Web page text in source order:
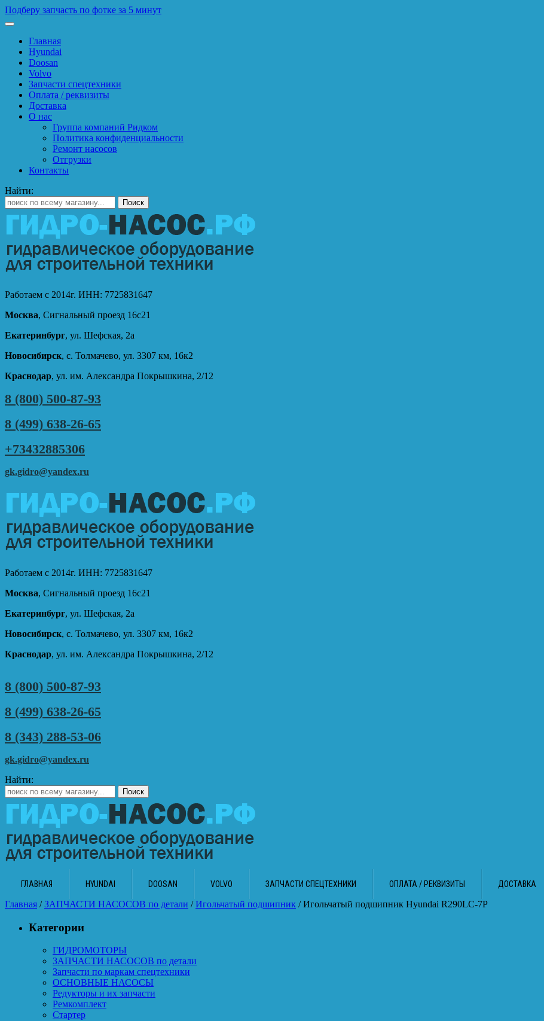
Подберу запчасть по фотке за 5 минут
Главная
Hyundai
Doosan
Volvo
Запчасти спецтехники
Оплата / реквизиты
Доставка
О нас
Группа компаний Ридком
Политика конфиденциальности
Ремонт насосов
Отгрузки
Контакты
Найти:
Работаем с 2014г. ИНН: 7725831647
Москва, Сигнальный проезд 16с21
Екатеринбург, ул. Шефская, 2а
Новосибирск, с. Толмачево, ул. 3307 км, 16к2
Краснодар, ул. им. Александра Покрышкина, 2/12
8 (800) 500-87-93
8 (499) 638-26-65
+73432885306
gk.gidro@yandex.ru
Работаем с 2014г. ИНН: 7725831647
Москва, Сигнальный проезд 16с21
Екатеринбург, ул. Шефская, 2а
Новосибирск, с. Толмачево, ул. 3307 км, 16к2
Краснодар, ул. им. Александра Покрышкина, 2/12
8 (800) 500-87-93
8 (499) 638-26-65
8 (343) 288-53-06
gk.gidro@yandex.ru
Найти:
ГЛАВНАЯ HYUNDAI DOOSAN VOLVO ЗАПЧАСТИ СПЕЦТЕХНИКИ ОПЛАТА / РЕКВИЗИТЫ ДОСТАВКА
Главная /ЗАПЧАСТИ НАСОСОВ по детали /Игольчатый подшипник / Игольчатый подшипник Hyundai R290LC-7P
Категории
ГИДРОМОТОРЫ
ЗАПЧАСТИ НАСОСОВ по детали
Запчасти по маркам спецтехники
ОСНОВНЫЕ НАСОСЫ
Редукторы и их запчасти
Ремкомплект
Стартер